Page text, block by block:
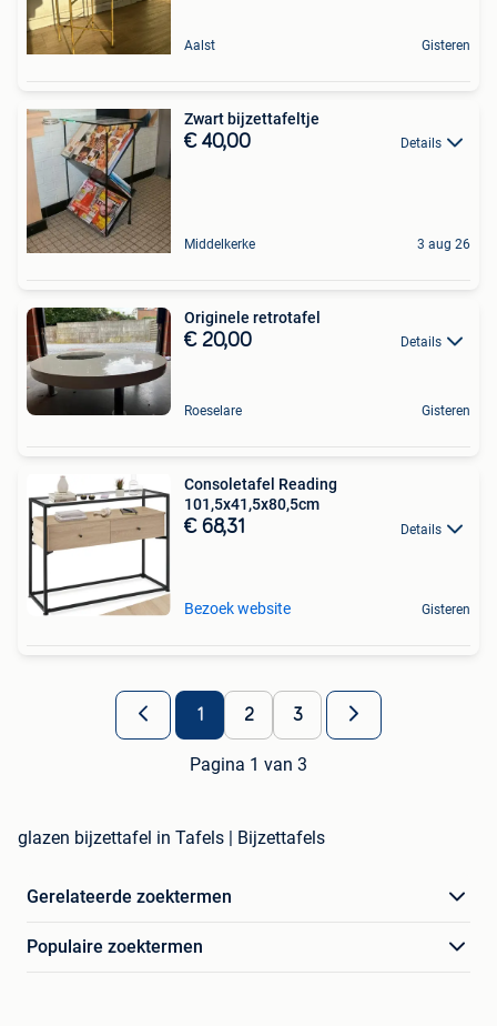
Aalst Gisteren
Zwart bijzettafeltje
€ 40,00 Details
Middelkerke 3 aug 26
Originele retrotafel
€ 20,00 Details
Roeselare Gisteren
Consoletafel Reading
101,5x41,5x80,5cm
€ 68,31 Details
Bezoek website Gisteren
1 2 3
Pagina 1 van 3
glazen bijzettafel in Tafels | Bijzettafels
Gerelateerde zoektermen
Populaire zoektermen